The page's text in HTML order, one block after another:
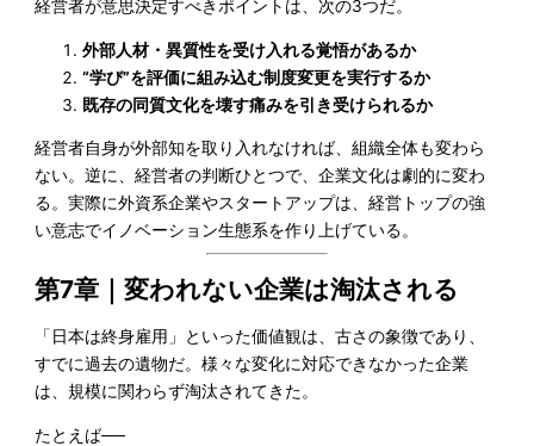
経営者が意思決定すべきポイントは、次の3つだ。
外部人材・異質性を受け入れる覚悟があるか
“学び”を評価に組み込む制度変更を実行するか
既存の同質文化を壊す痛みを引き受けられるか
経営者自身が外部知を取り入れなければ、組織全体も変わら
ない。逆に、経営者の判断ひとつで、企業文化は劇的に変わ
る。実際に外資系企業やスタートアップは、経営トップの強
い意志でイノベーション生態系を作り上げている。
第7章｜変われない企業は淘汰される
「日本は終身雇用」といった価値観は、古さの象徴であり、
すでに過去の遺物だ。様々な変化に対応できなかった企業
は、規模に関わらず淘汰されてきた。
たとえば──